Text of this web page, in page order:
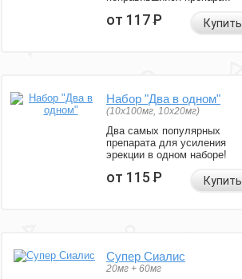
от 117Р Купить
Набор "Два в одном"
(10x100мг, 10x20мг)
Два самых популярных
препарата для усиления
эрекции в одном наборе!
от 115Р Купить
Супер Сиалис
20мг + 60мг